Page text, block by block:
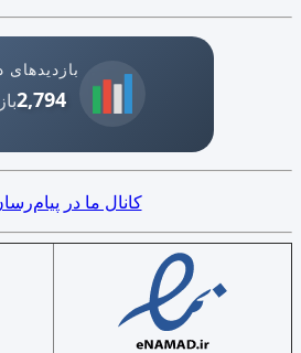
بازدیدهای
2,794
کانال ما در